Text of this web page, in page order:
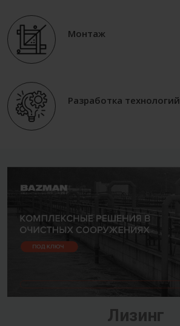
Монтаж
Разработка технологий
Лизинг